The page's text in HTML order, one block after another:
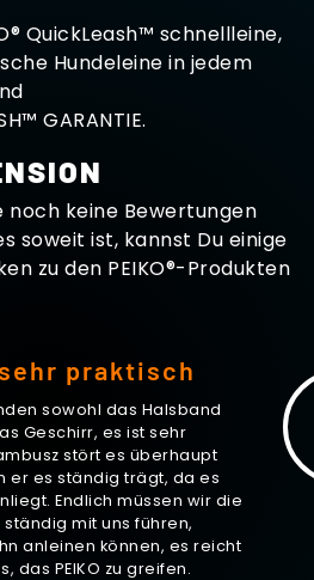
QuickLeash™ schnellleine,
Hundeleine in jedem
GARANTIE.
noch keine Bewertungen
soweit ist, kannst Du einige
zu den PEIKO®-Produkten
praktisch
sowohl das Halsband
Geschirr, es ist sehr
stört es überhaupt
er es ständig trägt, da es
Endlich müssen wir die
ständig mit uns führen,
anleinen können, es reicht
das PEIKO zu greifen.